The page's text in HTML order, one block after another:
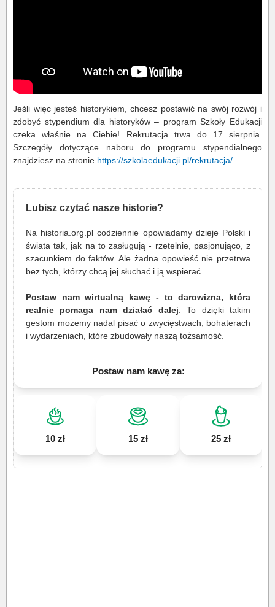
Jeśli więc jesteś historykiem, chcesz postawić na swój rozwój i
zdobyć stypendium dla historyków – program Szkoły Edukacji
czeka właśnie na Ciebie! Rekrutacja trwa do 17 sierpnia.
Szczegóły dotyczące naboru do programu stypendialnego
znajdziesz na stronie https://szkolaedukacji.pl/rekrutacja/
Lubisz czytać nasze historie?
Na historia.org.pl codziennie opowiadamy dzieje Polski i
świata tak, jak na to zasługują - rzetelnie, pasjonująco, z
szacunkiem do faktów. Ale żadna opowieść nie przetrwa
bez tych, którzy chcą jej słuchać i ją wspierać.
Postaw nam wirtualną kawę - to darowizna, która
realnie pomaga nam działać dalej . To dzięki takim
gestom możemy nadal pisać o zwycięstwach, bohaterach
i wydarzeniach, które zbudowały naszą tożsamość.
Postaw nam kawę za:
10 zł 15 zł 25 zł